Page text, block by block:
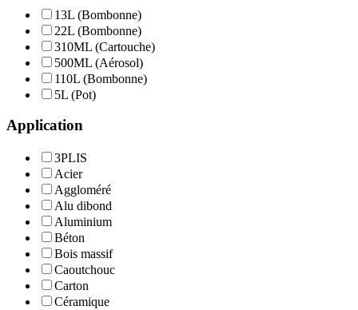
13L (Bombonne)
22L (Bombonne)
310ML (Cartouche)
500ML (Aérosol)
110L (Bombonne)
5L (Pot)
Application
3PLIS
Acier
Aggloméré
Alu dibond
Aluminium
Béton
Bois massif
Caoutchouc
Carton
Céramique